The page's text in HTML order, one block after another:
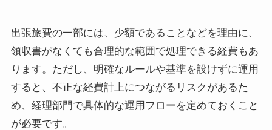
出張旅費の一部には、少額であることなどを理由に、
領収書がなくても合理的な範囲で処理できる経費もあ
ります。ただし、明確なルールや基準を設けずに運用
すると、不正な経費計上につながるリスクがあるた
め、経理部門で具体的な運用フローを定めておくこと
が必要です。